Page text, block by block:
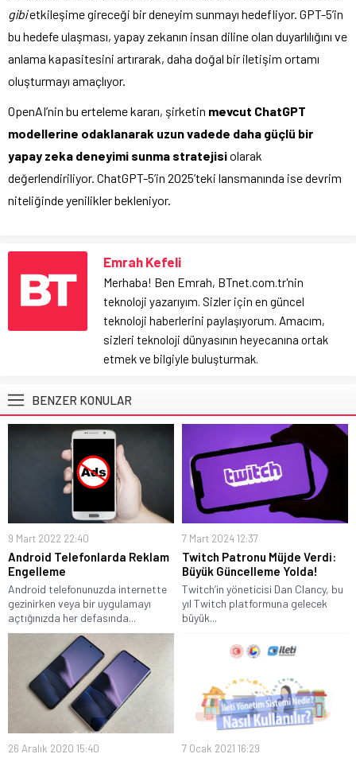
gibietkileşime gireceği bir deneyim sunmayı hedefliyor. GPT-5’in
bu hedefe ulaşması, yapay zekanın insan diline olan duyarlılığını ve
anlama kapasitesini artırarak, daha doğal bir iletişim ortamı
oluşturmayı amaçlıyor.
OpenAI’nin bu erteleme kararı, şirketin mevcut ChatGPT
modellerine odaklanarak uzun vadede daha güçlü bir
yapay zeka deneyimi sunma stratejisiolarak
değerlendiriliyor. ChatGPT-5’in 2025’teki lansmanında ise devrim
niteliğinde yenilikler bekleniyor.
Emrah Kefeli
Merhaba! Ben Emrah, BTnet.com.tr'nin
teknoloji yazarıyım. Sizler için en güncel
teknoloji haberlerini paylaşıyorum. Amacım,
sizleri teknoloji dünyasının heyecanına ortak
etmek ve bilgiyle buluşturmak.
BENZER KONULAR
9 Mart 2022 22:40
Android Telefonlarda Reklam
Engelleme
Android telefonunuzda internette
gezinirken veya bir uygulamayı
açtığınızda her defasında...
7 Mart 2024 12:37
Twitch Patronu Müjde Verdi:
Büyük Güncelleme Yolda!
Twitch’in yöneticisi Dan Clancy, bu
yıl Twitch platformuna gelecek
büyük...
26 Aralık 2020 15:40 7 Ocak 2021 16:29